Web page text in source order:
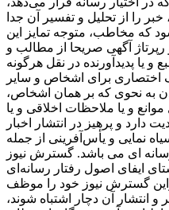
خبر را از تحلیل و تفسیر آن جدا
که مخاطب، متوجه تمایز این
آگهی صریحا از مطالب و
و یا پدیدآورنده در نقل هرگونه
اختصاری برای اشخاص و سایر
به نحوی که بر همان اشخاص،
و یا ملاحظات اخلاقی و یا
و پرهیز در انتشار اخبار
‌نمایی و یأس‌آفرینی از جمله
ای می باشد. گسترش نیوز
ایفای اصول رفتار رسانه‌ای
گسترش نیوز خود را موظف
انتشار آن دچار اشتباه شوند،